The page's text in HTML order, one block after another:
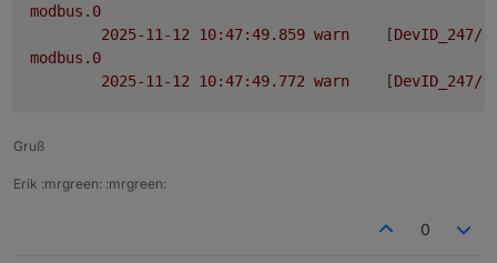
modbus.0
warn
	[
DevID_247/
modbus.0
warn
	[
DevID_247/
Gruß
Erik :mrgreen: :mrgreen:
0